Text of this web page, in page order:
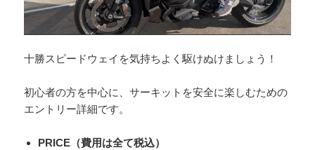
十勝スピードウェイを気持ちよく駆けぬけましょう！
初心者の方を中心に、サーキットを安全に楽しむための
エントリー詳細です。
PRICE（費用は全て税込）